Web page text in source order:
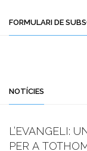
FORMULARI DE
NOTÍCIES
L’EVANGELI:
PER A